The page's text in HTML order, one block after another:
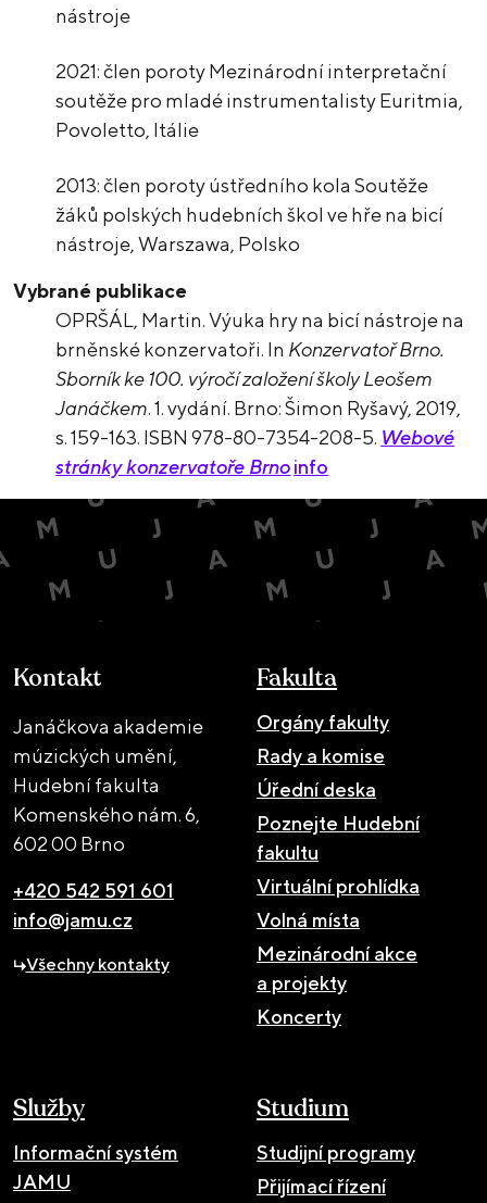
nástroje
2021: člen poroty Mezinárodní interpretační
soutěže pro mladé instrumentalisty Euritmia,
Povoletto, Itálie
2013: člen poroty ústředního kola Soutěže
žáků polských hudebních škol ve hře na bicí
nástroje, Warszawa, Polsko
Vybrané publikace
OPRŠÁL, Martin. Výuka hry na bicí nástroje na
brněnské konzervatoři. In Konzervatoř Brno.
Sborník ke 100. výročí založení školy Leošem
Janáčkem. 1. vydání. Brno: Šimon Ryšavý, 2019,
s. 159-163. ISBN 978-80-7354-208-5. Webové
stránky konzervatoře Brnoinfo
Kontakt
Janáčkova akademie
múzických umění,
Hudební fakulta
Komenského nám. 6,
602 00 Brno
+420 542 591 601
info@jamu.cz
Všechny kontakty
Fakulta
Orgány fakulty
Rady a komise
Úřední deska
Poznejte Hudební
fakultu
Virtuální prohlídka
Volná místa
Mezinárodní akce
a projekty
Koncerty
Služby
Informační systém
JAMU
Studium
Studijní programy
Přijímací řízení